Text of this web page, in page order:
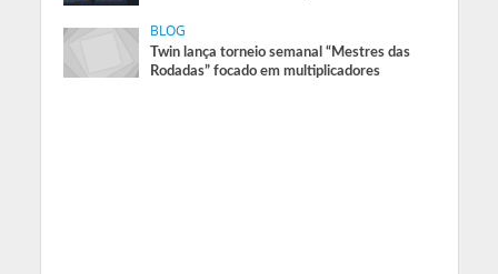
BLOG
Twin lança torneio semanal “Mestres das
Rodadas” focado em multiplicadores